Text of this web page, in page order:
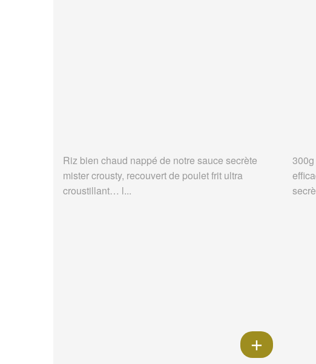
Riz bien chaud nappé de notre sauce secrète
mister crousty, recouvert de poulet frit ultra
croustillant… l...